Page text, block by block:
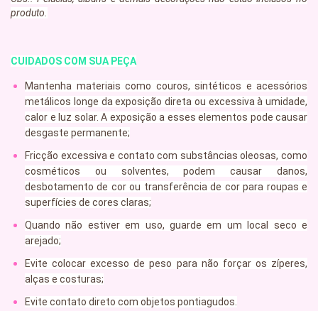
produto.
CUIDADOS COM SUA PEÇA
Mantenha materiais como couros, sintéticos e acessórios
metálicos longe da exposição direta ou excessiva à umidade,
calor e luz solar. A exposição a esses elementos pode causar
desgaste permanente;
Fricção excessiva e contato com substâncias oleosas, como
cosméticos ou solventes, podem causar danos,
desbotamento de cor ou transferência de cor para roupas e
superfícies de cores claras;
Quando não estiver em uso, guarde em um local seco e
arejado;
Evite colocar excesso de peso para não forçar os zíperes,
alças e costuras;
Evite contato direto com objetos pontiagudos.